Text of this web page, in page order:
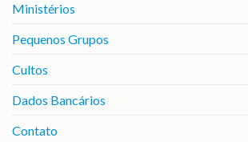
Ministérios
Pequenos Grupos
Cultos
Dados Bancários
Contato